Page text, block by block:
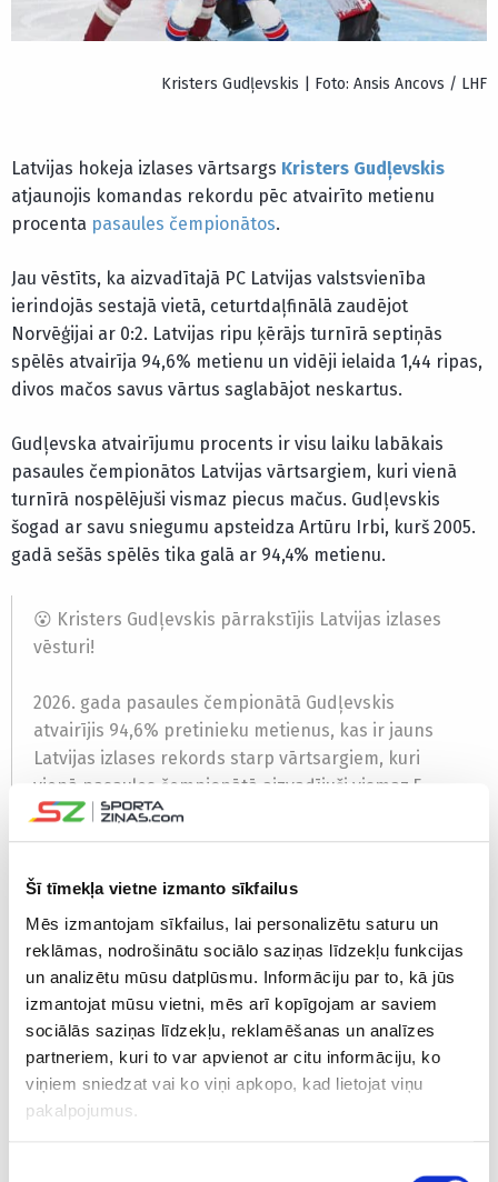
Šī tīmekļa vietne izmanto sīkfailus
Mēs izmantojam sīkfailus, lai personalizētu saturu un
reklāmas, nodrošinātu sociālo saziņas līdzekļu funkcijas
un analizētu mūsu datplūsmu. Informāciju par to, kā jūs
izmantojat mūsu vietni, mēs arī kopīgojam ar saviem
sociālās saziņas līdzekļu, reklamēšanas un analīzes
partneriem, kuri to var apvienot ar citu informāciju, ko
viņiem sniedzat vai ko viņi apkopo, kad lietojat viņu
pakalpojumus.
Kristers Gudļevskis | Foto: Ansis Ancovs / LHF
Latvijas hokeja izlases vārtsargs Kristers Gudļevskis
atjaunojis komandas rekordu pēc atvairīto metienu
procenta pasaules čempionātos.
Jau vēstīts, ka aizvadītajā PC Latvijas valstsvienība
ierindojās sestajā vietā, ceturtdaļfinālā zaudējot
Norvēģijai ar 0:2. Latvijas ripu ķērājs turnīrā septiņās
spēlēs atvairīja 94,6% metienu un vidēji ielaida 1,44 ripas,
divos mačos savus vārtus saglabājot neskartus.
Gudļevska atvairījumu procents ir visu laiku labākais
pasaules čempionātos Latvijas vārtsargiem, kuri vienā
turnīrā nospēlējuši vismaz piecus mačus. Gudļevskis
šogad ar savu sniegumu apsteidza Artūru Irbi, kurš 2005.
gadā sešās spēlēs tika galā ar 94,4% metienu.
😮 Kristers Gudļevskis pārrakstījis Latvijas izlases
vēsturi!
2026. gada pasaules čempionātā Gudļevskis
atvairījis 94,6% pretinieku metienus, kas ir jauns
Latvijas izlases rekords starp vārtsargiem, kuri
vienā pasaules čempionātā aizvadījuši vismaz 5
spēles.
— zemledus (@zemledus)June 1, 2026
Gudļevskim tas bija astotais pasaules čempionāts.
Jāatgādina, ka šogad par izlases rekordistu kļuva arī
Rūdolfs Balcers, kurš ir pirmais hokejists, kuram vienā
pasaules čempionātā Latvijas valstsvienības rindās
izdevies iemest septiņus vārtus.